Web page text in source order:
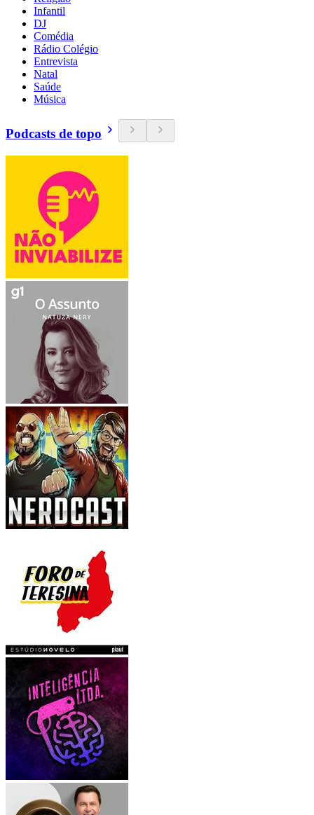
Infantil
DJ
Comédia
Rádio Colégio
Entrevista
Natal
Saúde
Música
Podcasts de topo